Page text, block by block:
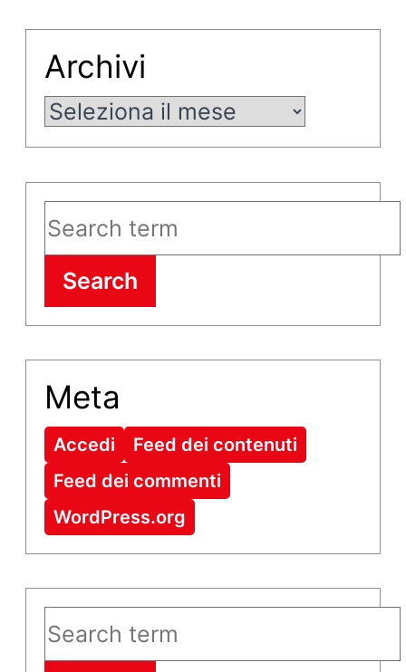
Archivi
Archivi
Search
Meta
Accedi
Feed dei contenuti
Feed dei commenti
WordPress.org